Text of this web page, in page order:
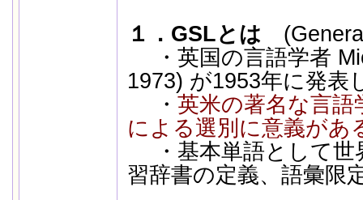
１．GSLとは
・英国の言語学者
1973) が1953年に発表
・ 英米の著名な言語
による選別に意義があ
・基本単語として世
習辞書の定義、語彙限